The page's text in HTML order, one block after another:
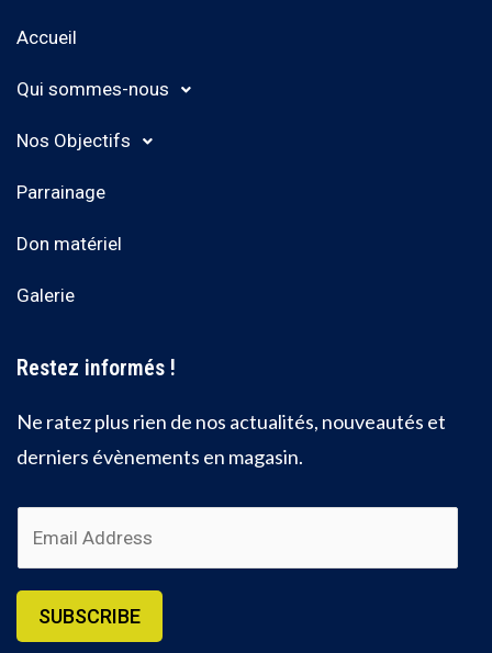
Accueil
Qui sommes-nous
Nos Objectifs
Parrainage
Don matériel
Galerie
Restez informés !
Ne ratez plus rien de nos actualités, nouveautés et
derniers évènements en magasin.
l
SUBSCRIBE